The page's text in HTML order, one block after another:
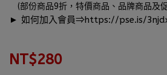
(部份商品9折，特價商品、品牌商品及
► 如何加入會員⇒https://pse.is/
NT$280